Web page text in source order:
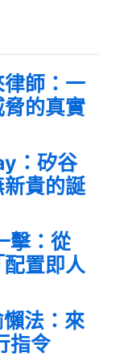
師：一
的真實
：矽谷
新貴的誕
擊：從
置即人
法：來
指令